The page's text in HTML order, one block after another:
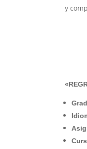
y